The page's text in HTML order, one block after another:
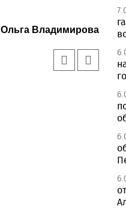
Ольга Владимирова